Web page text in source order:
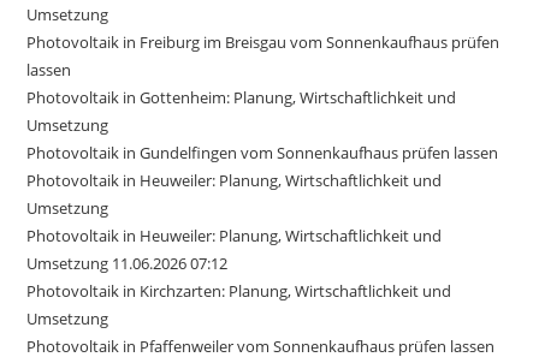
Umsetzung
Photovoltaik in Freiburg im Breisgau vom Sonnenkaufhaus prüfen
lassen
Photovoltaik in Gottenheim: Planung, Wirtschaftlichkeit und
Umsetzung
Photovoltaik in Gundelfingen vom Sonnenkaufhaus prüfen lassen
Photovoltaik in Heuweiler: Planung, Wirtschaftlichkeit und
Umsetzung
Photovoltaik in Heuweiler: Planung, Wirtschaftlichkeit und
Umsetzung 11.06.2026 07:12
Photovoltaik in Kirchzarten: Planung, Wirtschaftlichkeit und
Umsetzung
Photovoltaik in Pfaffenweiler vom Sonnenkaufhaus prüfen lassen